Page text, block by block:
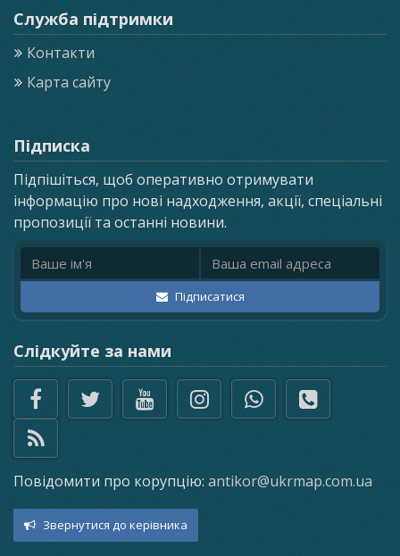
Служба підтримки
Контакти
Карта сайту
Підписка
Підпішіться, щоб оперативно отримувати
інформацію про нові надходження, акції, спеціальні
пропозиції та останні новини.
Ім'я Email адреса
Підписатися
Слідкуйте за нами
Повідомити про корупцію: antikor@ukrmap.com.ua
Звернутися до керівника